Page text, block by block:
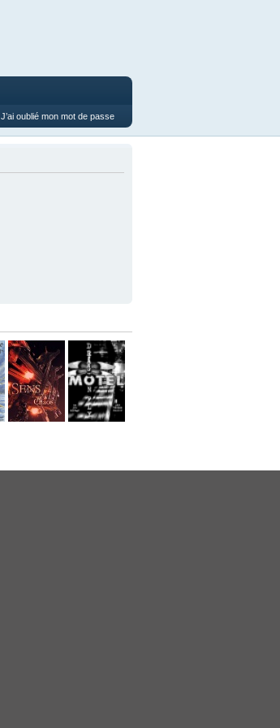
J’ai oublié mon mot de passe